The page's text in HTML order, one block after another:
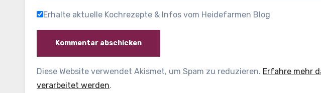
Erhalte aktuelle Kochrezepte & Infos vom Heidefarmen Blog
Diese Website verwendet Akismet, um Spam zu reduzieren. Erfahre mehr
verarbeitet werden.